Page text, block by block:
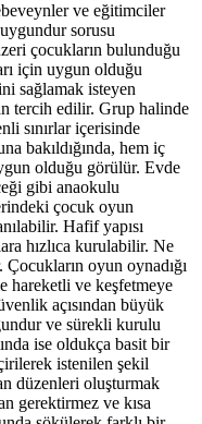
ve eğitimciler
sorusu
çocukların bulunduğu
için uygun olduğu
sağlamak isteyen
tercih edilir. Grup halinde
sınırlar içerisinde
bakıldığında, hem iç
olduğu görülür. Evde
gibi anaokulu
çocuk oyun
Hafif yapısı
hızlıca kurulabilir. Ne
oyun oynadığı
hareketli ve keşfetmeye
açısından büyük
ve sürekli kurulu
ise oldukça basit bir
istenilen şekil
düzenleri oluşturmak
gerektirmez ve kısa